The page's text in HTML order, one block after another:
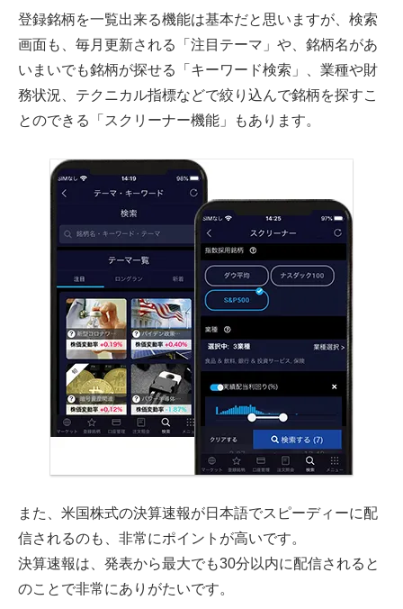
登録銘柄を一覧出来る機能は基本だと思いますが、検索
画面も、毎月更新される「注目テーマ」や、銘柄名があ
いまいでも銘柄が探せる「キーワード検索」、業種や財
務状況、テクニカル指標などで絞り込んで銘柄を探すこ
とのできる「スクリーナー機能」もあります。
また、米国株式の決算速報が日本語でスピーディーに配
信されるのも、非常にポイントが高いです。
決算速報は、発表から最大でも30分以内に配信されると
のことで非常にありがたいです。